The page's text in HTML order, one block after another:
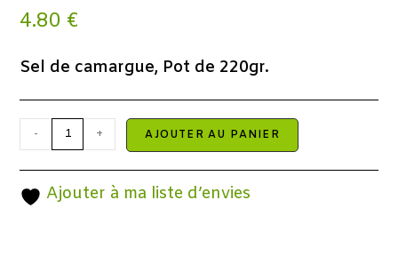
4.80 €
Sel de camargue, Pot de 220gr.
- + AJOUTER AU PANIER
Ajouter à ma liste d’envies